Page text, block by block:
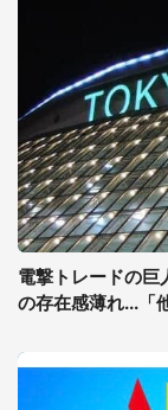
電撃トレードの巨
の存在感薄れ...「